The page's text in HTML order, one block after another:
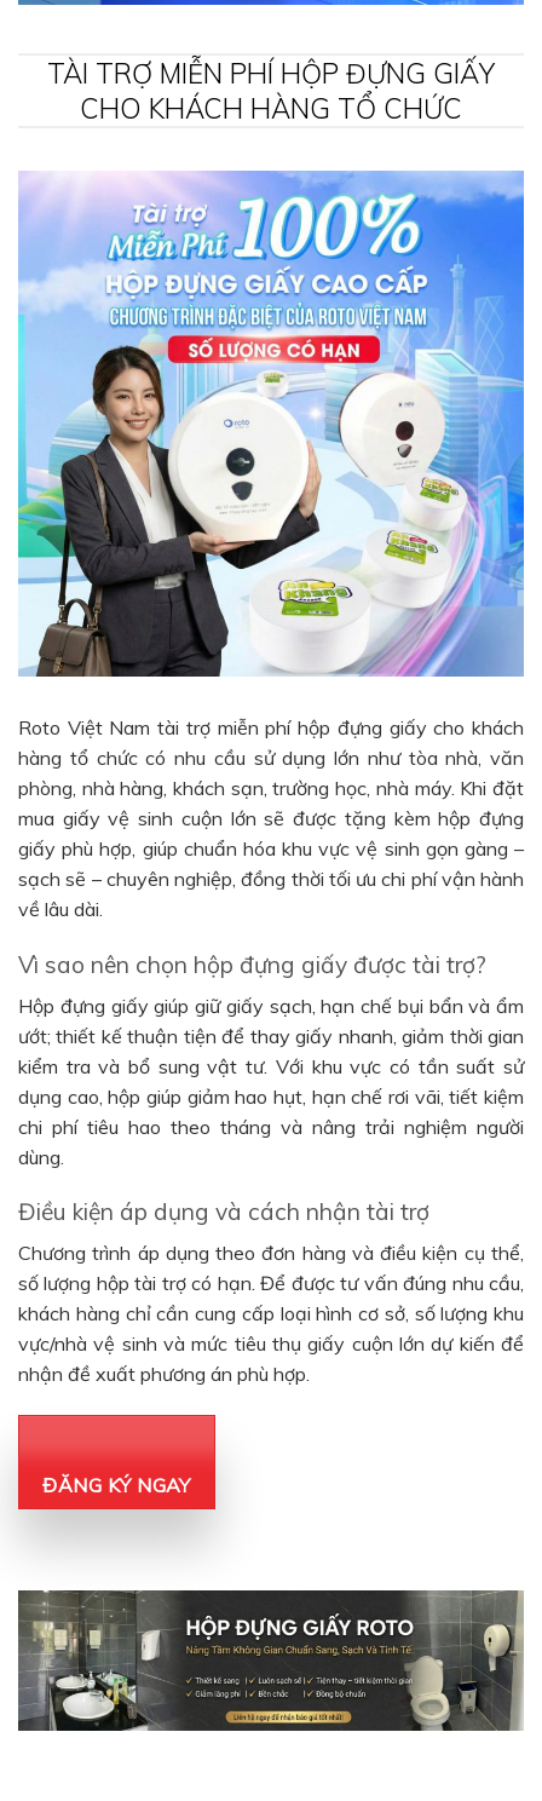
TÀI TRỢ MIỄN PHÍ HỘP ĐỰNG GIẤY
CHO KHÁCH HÀNG TỔ CHỨC
Roto Việt Nam tài trợ miễn phí hộp đựng giấy cho khách
hàng tổ chức có nhu cầu sử dụng lớn như tòa nhà, văn
phòng, nhà hàng, khách sạn, trường học, nhà máy. Khi đặt
mua giấy vệ sinh cuộn lớn sẽ được tặng kèm hộp đựng
giấy phù hợp, giúp chuẩn hóa khu vực vệ sinh gọn gàng –
sạch sẽ – chuyên nghiệp, đồng thời tối ưu chi phí vận hành
về lâu dài.
Vì sao nên chọn hộp đựng giấy được tài trợ?
Hộp đựng giấy giúp giữ giấy sạch, hạn chế bụi bẩn và ẩm
ướt; thiết kế thuận tiện để thay giấy nhanh, giảm thời gian
kiểm tra và bổ sung vật tư. Với khu vực có tần suất sử
dụng cao, hộp giúp giảm hao hụt, hạn chế rơi vãi, tiết kiệm
chi phí tiêu hao theo tháng và nâng trải nghiệm người
dùng.
Điều kiện áp dụng và cách nhận tài trợ
Chương trình áp dụng theo đơn hàng và điều kiện cụ thể,
số lượng hộp tài trợ có hạn. Để được tư vấn đúng nhu cầu,
khách hàng chỉ cần cung cấp loại hình cơ sở, số lượng khu
vực/nhà vệ sinh và mức tiêu thụ giấy cuộn lớn dự kiến để
nhận đề xuất phương án phù hợp.
ĐĂNG KÝ NGAY